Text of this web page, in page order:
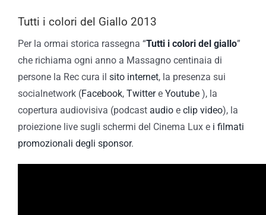
Tutti i colori del Giallo 2013
Per la ormai storica rassegna “Tutti i colori del giallo”
che richiama ogni anno a Massagno centinaia di
persone la Rec cura il sito internet, la presenza sui
socialnetwork (Facebook, Twittere Youtube ), la
copertura audiovisiva (podcast audio e clip video), la
proiezione live sugli schermi del Cinema Lux e i filmati
promozionali degli sponsor.